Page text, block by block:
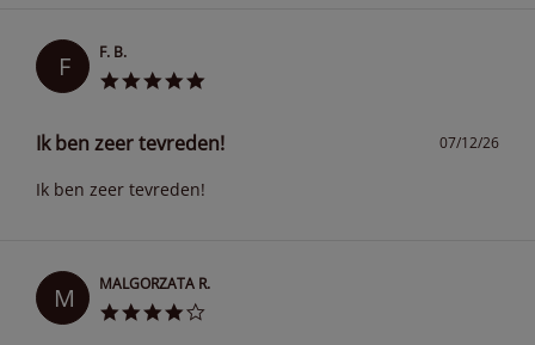
F F. B.
07/12/26
Ik ben zeer tevreden!
Ik ben zeer tevreden!
M MALGORZATA R.